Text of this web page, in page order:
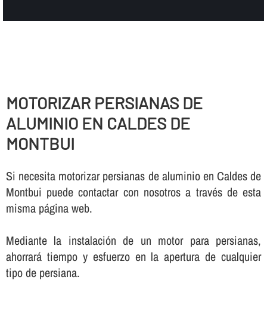
MOTORIZAR PERSIANAS DE
ALUMINIO EN CALDES DE
MONTBUI
Si necesita motorizar persianas de aluminio en Caldes de
Montbui puede contactar con nosotros a través de esta
misma página web.
Mediante la instalación de un motor para persianas,
ahorrará tiempo y esfuerzo en la apertura de cualquier
tipo de persiana.